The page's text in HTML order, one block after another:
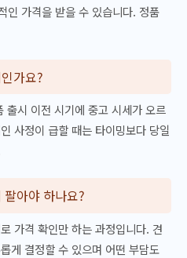
인 가격을 받을 수 있습니다. 정품
가요?
출시 이전 시기에 중고 시세가 오르
사정이 급할 때는 타이밍보다 당일
아야 하나요?
가격 확인만 하는 과정입니다. 견
게 결정할 수 있으며 어떤 부담도